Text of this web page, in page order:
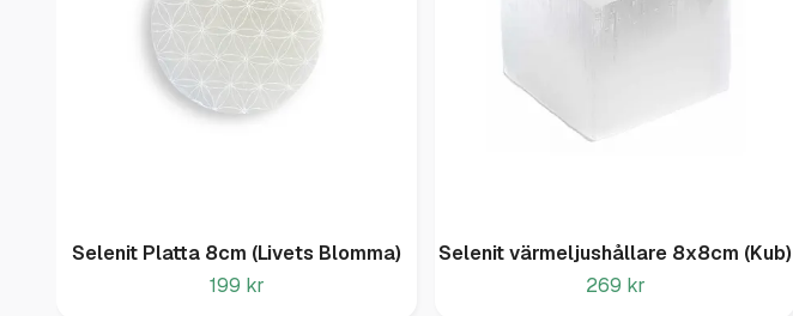
Selenit Platta 8cm (Livets Blomma)
199 kr
Selenit värmeljushållare 8x8cm (Kub)
269 kr